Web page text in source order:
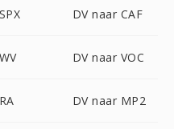
DV naar CAF
DV naar VOC
DV naar MP2